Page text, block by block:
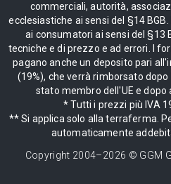
commerciali, autorità,
ecclesiastiche ai sensi del §14
ai consumatori ai sensi del §13
tecniche e di prezzo e ad errori. I
pagano anche un deposito pari
(19%), che verrà rimborsato
stato membro dell'UE e dopo
* Tutti i prezzi più IVA
** Si applica solo alla terraferma.
automaticamente
Copyright 2004–2026 © GGM